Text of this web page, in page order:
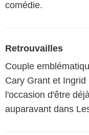
comédie.
Retrouvailles
Couple
Cary Grant et
l'occasion d'être
auparavant dans